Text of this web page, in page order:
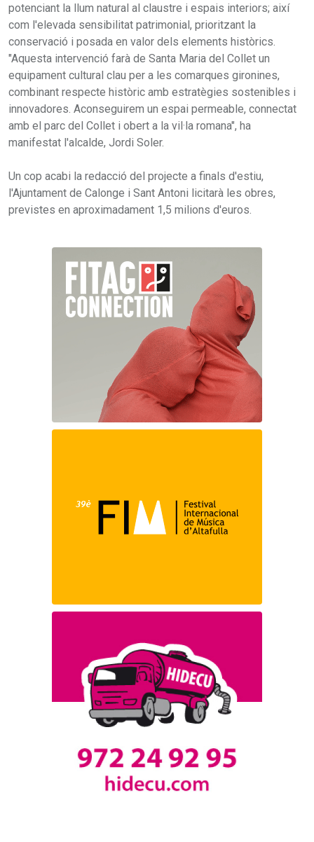
potenciant la llum natural al claustre i espais interiors; així
com l'elevada sensibilitat patrimonial, prioritzant la
conservació i posada en valor dels elements històrics.
"Aquesta intervenció farà de Santa Maria del Collet un
equipament cultural clau per a les comarques gironines,
combinant respecte històric amb estratègies sostenibles i
innovadores. Aconseguirem un espai permeable, connectat
amb el parc del Collet i obert a la vil·la romana", ha
manifestat l'alcalde, Jordi Soler.
Un cop acabi la redacció del projecte a finals d'estiu,
l'Ajuntament de Calonge i Sant Antoni licitarà les obres,
previstes en aproximadament 1,5 milions d'euros.